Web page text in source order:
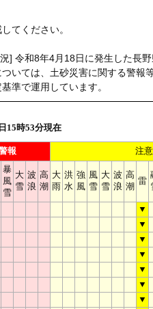
てください。
] 令和8年4月18日に発生した長
いては、土砂災害に関する警報
準で運用しています。
時53分現在
報 注
暴
風
雪
大
雪
波
浪
高
潮
大
雨
洪
水
強
風
風
雪
大
雪
波
浪
高
潮
雷
▼
▼
▼
▼
▼
▼
▼